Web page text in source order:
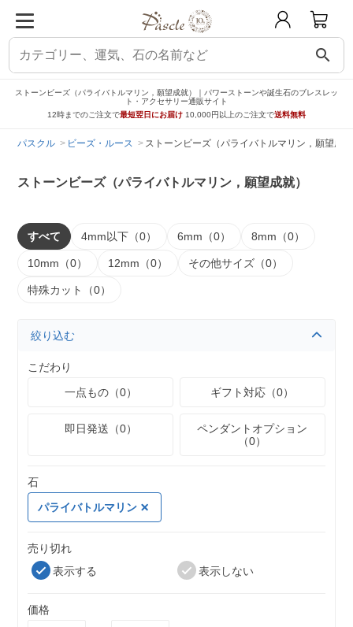
search
ストーンビーズ（パライバトルマリン，願望成就）｜パワーストーンや誕生石のブレスレッ
ト・アクセサリー通販サイト
12時までのご注文で最短翌日にお届け 10,000円以上のご注文で送料無料
パスクル ビーズ・ルース ストーンビーズ（パライバトルマリン，願望成
ストーンビーズ（パライバトルマリン，願望成就）
すべて 4mm以下（0） 6mm（0） 8mm（0）
10mm（0） 12mm（0） その他サイズ（0）
特殊カット（0）
絞り込む
こだわり
一点もの（0）
ギフト対応（0）
即日発送（0）
ペンダントオプション
（0）
石
パライバトルマリン
売り切れ
表示する
表示しない
価格